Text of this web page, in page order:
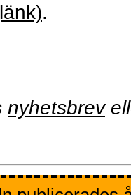
.
nyhetsbrev